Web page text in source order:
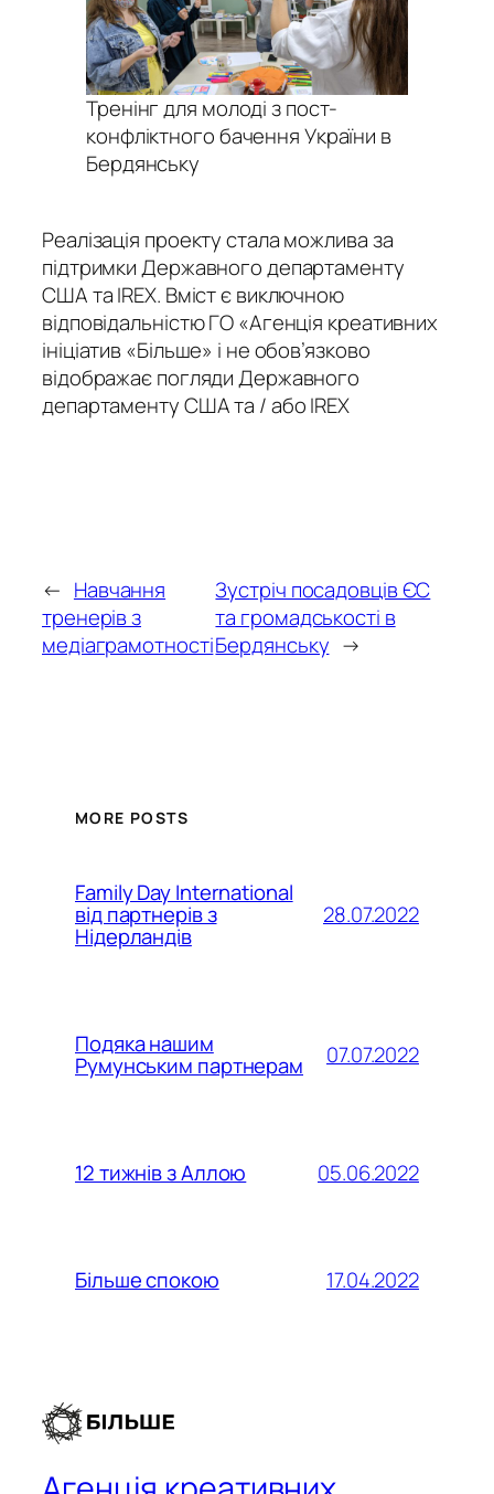
Тренінг для молоді з пост-
конфліктного бачення України в
Бердянську
Реалізація проекту стала можлива за
підтримки Державного департаменту
США та IREX. Вміст є виключною
відповідальністю ГО «Агенція креативних
ініціатив «Більше» і не обов’язково
відображає погляди Державного
департаменту США та / або IREX
← Навчання
тренерів з
медіаграмотності
Зустріч посадовців ЄС
та громадськості в
Бердянську →
MORE POSTS
Family Day International
від партнерів з
Нідерландів
28.07.2022
Подяка нашим
Румунським партнерам 07.07.2022
12 тижнів з Аллою 05.06.2022
Більше спокою 17.04.2022